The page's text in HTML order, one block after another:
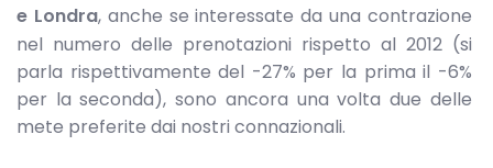
e Londra, anche se interessate da una contrazione
nel numero delle prenotazioni rispetto al 2012 (si
parla rispettivamente del -27% per la prima il -6%
per la seconda), sono ancora una volta due delle
mete preferite dai nostri connazionali.